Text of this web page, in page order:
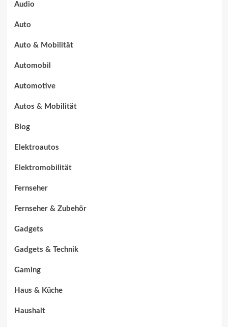
Audio
Auto
Auto & Mobilität
Automobil
Automotive
Autos & Mobilität
Blog
Elektroautos
Elektromobilität
Fernseher
Fernseher & Zubehör
Gadgets
Gadgets & Technik
Gaming
Haus & Küche
Haushalt